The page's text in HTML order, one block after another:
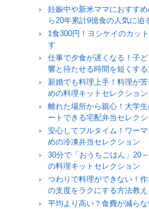
妊娠中や新米ママにおすす
ら20年累計9億食の人気に迫
1食300円！ヨシケイのカッ
す
仕事で夕食が遅くなる！子
響と待たせる時間を短くする
新婚でも料理上手！料理が
めの料理キットセレクション
離れた場所から親心！大学
ートできる宅配弁当セレクシ
安心してフルタイム！ワー
めの冷凍弁当セレクション
30分で「おうちごはん」20
の料理キットセレクション
つわりで料理ができない！
の支度をラクにする方法教え
平均より高い？食費が減ら